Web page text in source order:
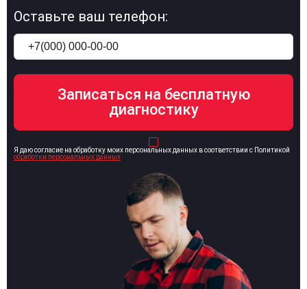
Оставьте ваш телефон:
Я даю согласие на обработку моих персональных данных в соответствии с Политикой
обработки персональных данных